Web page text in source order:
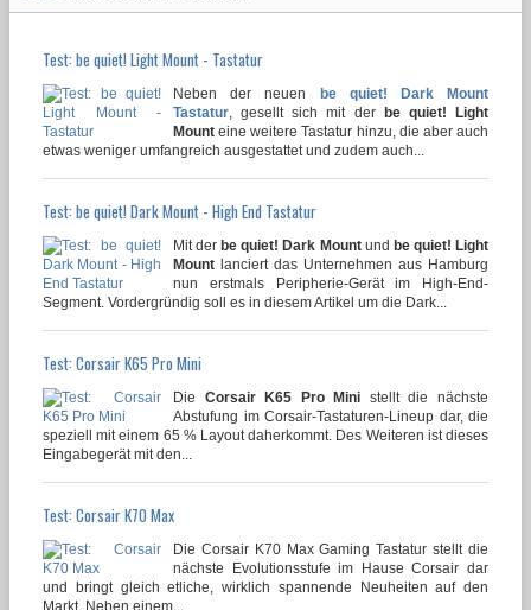
Test: be quiet! Light Mount - Tastatur
Neben der neuen be quiet! Dark Mount
Tastatur , gesellt sich mit der be quiet! Light
Mount eine weitere Tastatur hinzu, die aber auch
etwas weniger umfangreich ausgestattet und zudem auch...
Test: be quiet! Dark Mount - High End Tastatur
Mit derbe quiet! Dark Mountund be quiet! Light
Mount lanciert das Unternehmen aus Hamburg
nun erstmals Peripherie-Gerät im High-End-
Segment. Vordergründig soll es in diesem Artikel um die Dark...
Test: Corsair K65 Pro Mini
Die Corsair K65 Pro Mini stellt die nächste
Abstufung im Corsair-Tastaturen-Lineup dar, die
speziell mit einem 65 % Layout daherkommt. Des Weiteren ist dieses
Eingabegerät mit den...
Test: Corsair K70 Max
Die Corsair K70 Max Gaming Tastatur stellt die
nächste Evolutionsstufe im Hause Corsair dar
und bringt gleich etliche, wirklich spannende Neuheiten auf den
Markt. Neben einem...